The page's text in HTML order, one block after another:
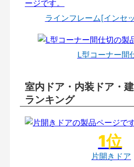
ラインフレーム[インセ
L型コーナー間
室内ドア・内装ドア・
ランキング
片開きドア